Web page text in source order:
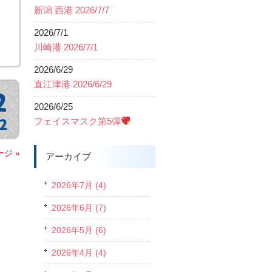
ジ »
新潟 西港 2026/7/7
2026/7/1
川崎港 2026/7/1
2026/6/29
直江津港 2026/6/29
2026/6/25
フェイスマスク第5弾
アーカイブ
2026年7月 (4)
2026年6月 (7)
2026年5月 (6)
2026年4月 (4)